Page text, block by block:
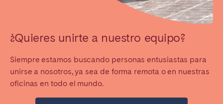
¿Quieres unirte a nuestro equipo?
Siempre estamos buscando personas entusiastas para
unirse a nosotros, ya sea de forma remota o en nuestras
oficinas en todo el mundo.